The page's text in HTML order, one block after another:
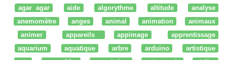
agar agar
aide algorythme altitude
analyse
anemomètre
anges animal animation
animaux
animer
appareils appimage
apprentissage
aquarium
aquatique arbre arduino
artistique